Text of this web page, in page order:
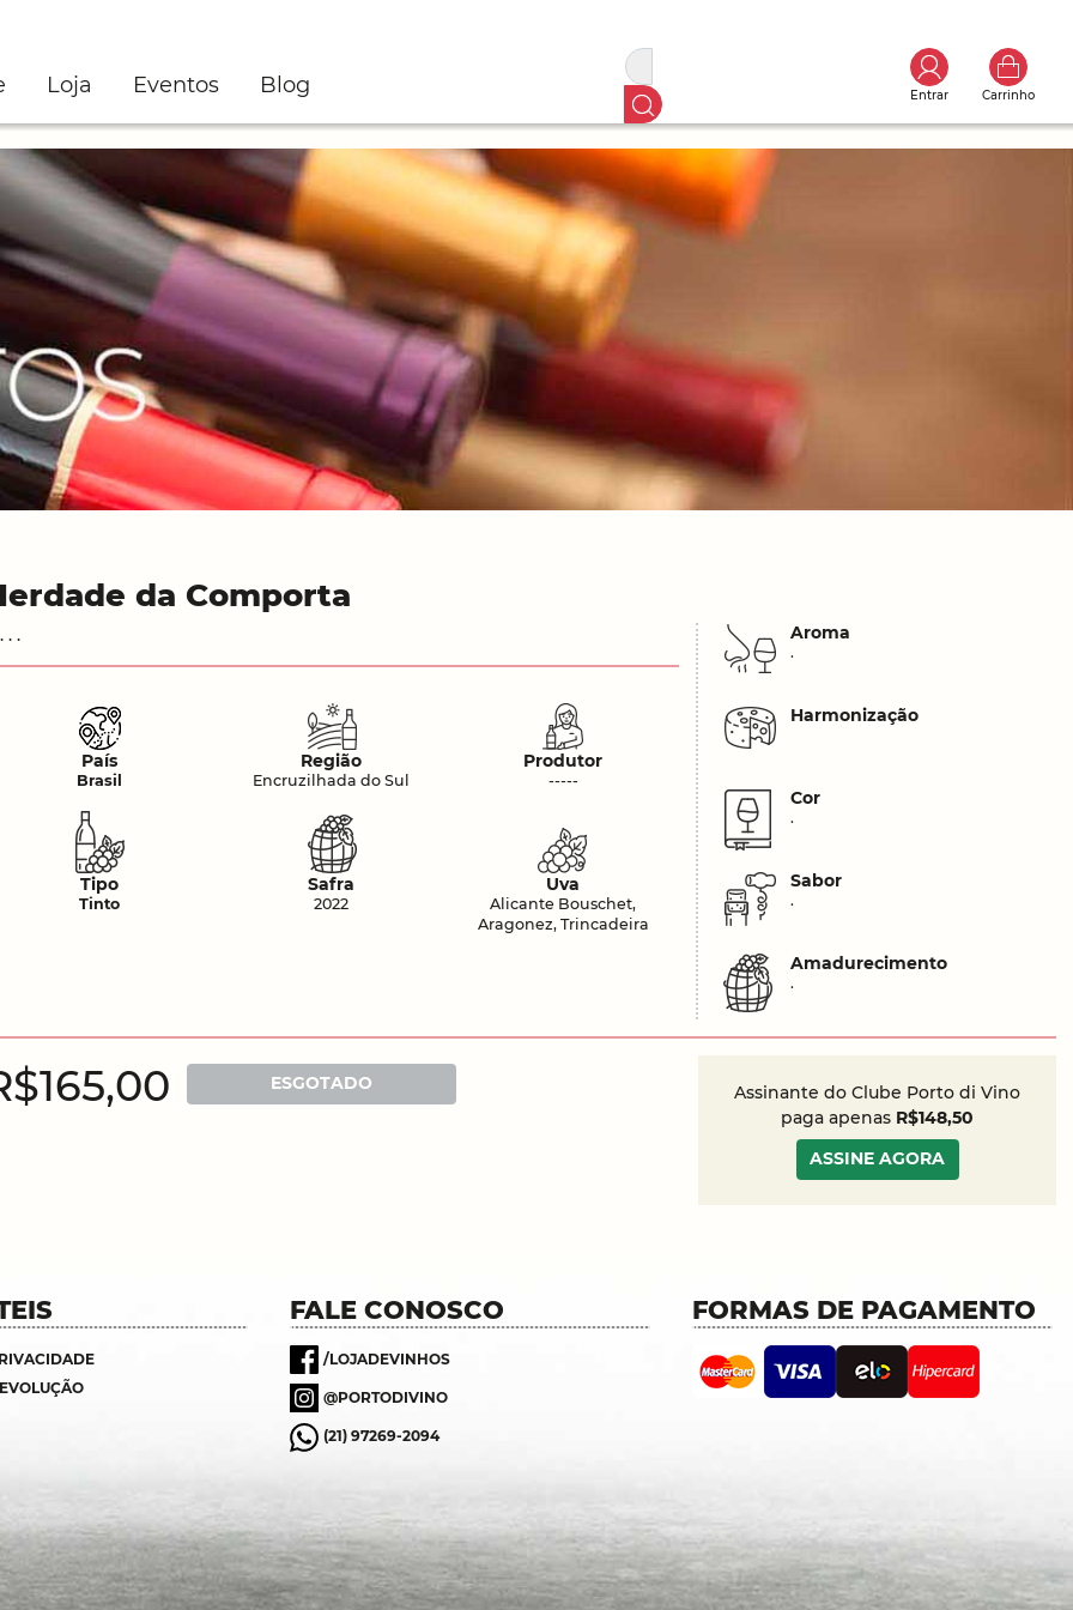
Loja Eventos Blog Entrar Carrinho
da Comporta
. .
País
Brasil
Região
Encruzilhada do Sul
Produtor
-----
Tipo
Tinto
Safra
2022
Uva
Alicante Bouschet,
Aragonez, Trincadeira
Aroma
.
Harmonização
Cor
.
Sabor
.
Amadurecimento
.
ESGOTADO
Assinante do Clube Porto di Vino
paga apenas R$148,50
ASSINE AGORA
FALE CONOSCO
/LOJADEVINHOS
@PORTODIVINO
(21) 97269-2094
FORMAS DE PAGAMENTO